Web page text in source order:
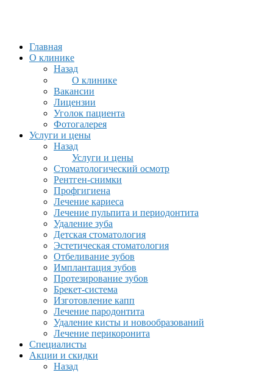
Главная
О клинике
Назад
О клинике
Вакансии
Лицензии
Уголок пациента
Фотогалерея
Услуги и цены
Назад
Услуги и цены
Стоматологический осмотр
Рентген-снимки
Профгигиена
Лечение кариеса
Лечение пульпита и периодонтита
Удаление зуба
Детская стоматология
Эстетическая стоматология
Отбеливание зубов
Имплантация зубов
Протезирование зубов
Брекет-система
Изготовление капп
Лечение пародонтита
Удаление кисты и новообразований
Лечение перикоронита
Специалисты
Акции и скидки
Назад